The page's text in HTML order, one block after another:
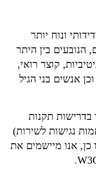
ונוח יותר
הנובעים בין היתר
קוצר רואי,
אנשים בני הגיל
תקנות
נגישות לשירות)
כמו כן, אנו מיישמים את